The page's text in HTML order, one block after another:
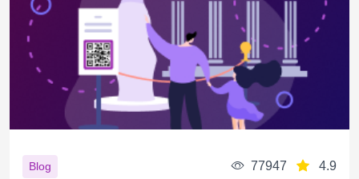
Blog 77947 4.9